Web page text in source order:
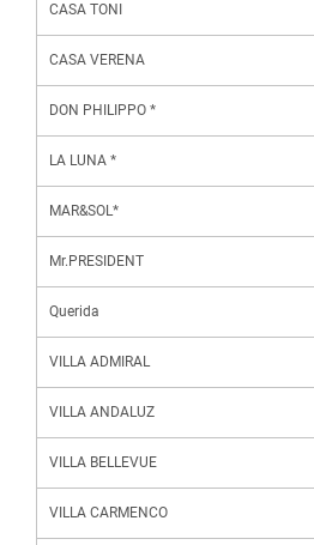
CASA TONI
CASA VERENA
DON PHILIPPO *
LA LUNA *
MAR&SOL*
Mr.PRESIDENT
Querida
VILLA ADMIRAL
VILLA ANDALUZ
VILLA BELLEVUE
VILLA CARMENCO